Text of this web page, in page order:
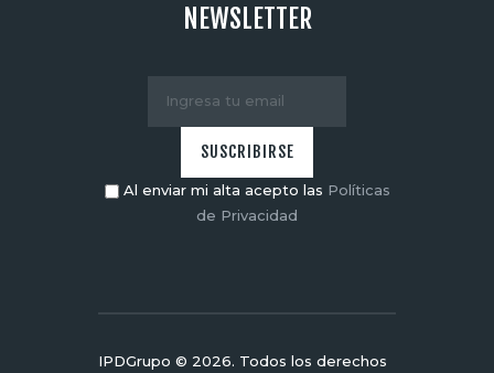
NEWSLETTER
Al enviar mi alta acepto las Políticas
de Privacidad
IPDGrupo © 2026. Todos los derechos